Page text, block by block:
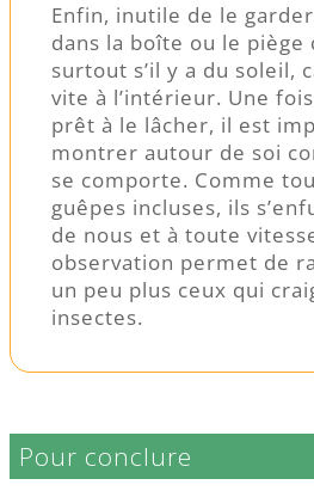
Enfin, inutile de le
dans la boîte ou le piège
surtout s’il y a du soleil,
vite à l’intérieur. Une
prêt à le lâcher, il est
montrer autour de soi
se comporte. Comme
guêpes incluses, ils
de nous et à toute
observation permet de
un peu plus ceux qui
insectes.
Pour conclure